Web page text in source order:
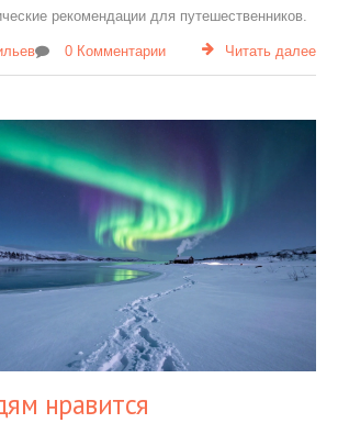
рекомендации для путешественников.
0 Комментарии Читать далее
нравится